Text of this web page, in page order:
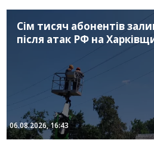
Сім тисяч абонентів
після атак РФ на
06.08.2026, 16:43